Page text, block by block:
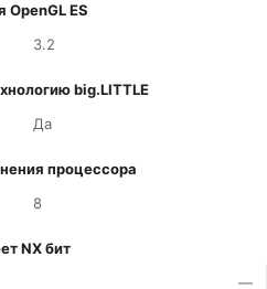
OpenGL ES
3.2
big.LITTLE
Да
процессора
8
NX бит
—